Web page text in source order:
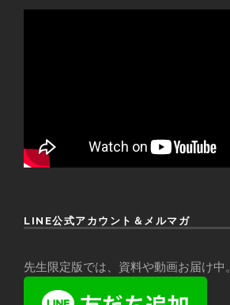
LINE公式アカウント＆メルマガ
先生限定版では、資料や動画お届け中。